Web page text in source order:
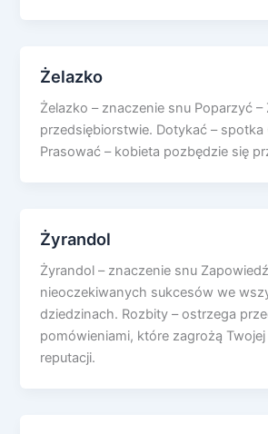
Żelazko
Żelazko – znaczenie snu Poparzyć –
przedsiębiorstwie. Dotykać – spotka
Prasować – kobieta pozbędzie się
Żyrandol
Żyrandol – znaczenie snu Zapowiedź
nieoczekiwanych sukcesów we
dziedzinach. Rozbity – ostrzega
pomówieniami, które zagrożą
reputacji.